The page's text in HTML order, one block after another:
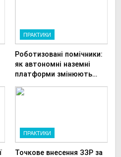
ПРАКТИКИ
Роботизовані помічники:
як автономні наземні
платформи змінюють
овочами
ПРАКТИКИ
Точкове внесення ЗЗР за